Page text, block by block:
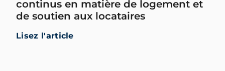
continus en matière de logement et
de soutien aux locataires
Lisez l'article